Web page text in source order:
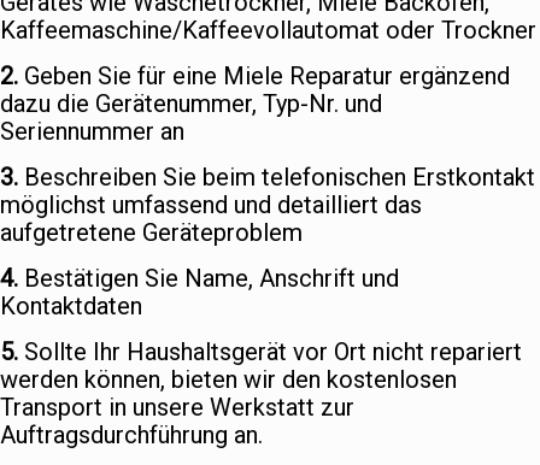
Kaffeemaschine/Kaffeevollautomat oder Trockner
2. Geben Sie für eine Miele Reparatur ergänzend
dazu die Gerätenummer, Typ-Nr. und
Seriennummer an
3. Beschreiben Sie beim telefonischen Erstkontakt
möglichst umfassend und detailliert das
aufgetretene Geräteproblem
4. Bestätigen Sie Name, Anschrift und
Kontaktdaten
5. Sollte Ihr Haushaltsgerät vor Ort nicht repariert
werden können, bieten wir den kostenlosen
Transport in unsere Werkstatt zur
Auftragsdurchführung an.